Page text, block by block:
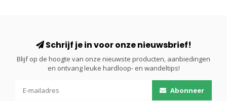
Schrijf je in voor onze nieuwsbrief!
Blijf op de hoogte van onze nieuwste producten, aanbiedingen
en ontvang leuke hardloop- en wandeltips!
Abonneer